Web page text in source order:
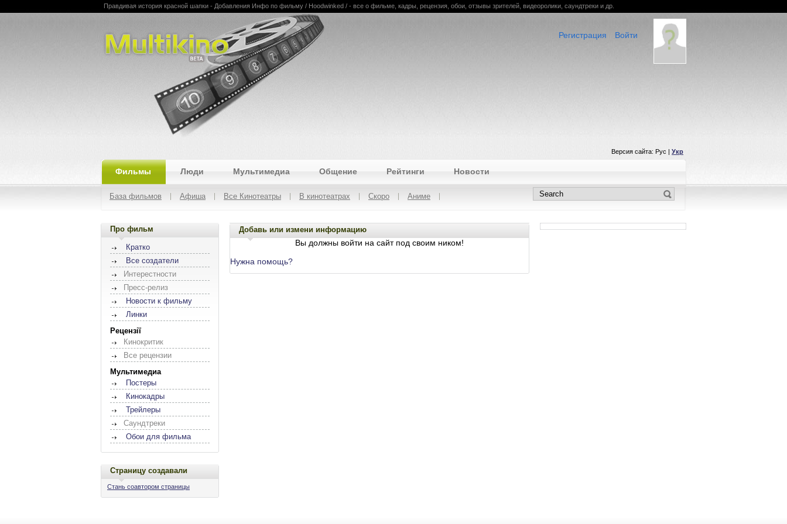
Multikino
Правдивая история красной шапки - Добавления Инфо по фильму / Hoodwinked / - все о фильме, кадры, рецензия, обои, отзывы зрителей, видеоролики, саундтреки и др.
Войти
Регистрация
Версия сайта: Рус | Укр
Фильмы Люди Мультимедиа Общение Рейтинги Новости
База фильмов Афиша Все Кинотеатры В кинотеатрах Скоро Аниме
Про фильм
Кратко
Все создатели
Интерестности
Пресс-релиз
Новости к фильму
Линки
Рецензії
Кинокритик
Все рецензии
Мультимедиа
Постеры
Кинокадры
Трейлеры
Саундтреки
Обои для фильма
Страницу создавали
Стань соавтором страницы
Добавь или измени информацию
Вы должны войти на сайт под своим ником!
Нужна помощь?